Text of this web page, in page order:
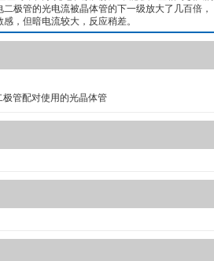
极管的光电流被晶体管的下一级放大了几百倍，
，但暗电流较大，反应稍差。
管配对使用的光晶体管